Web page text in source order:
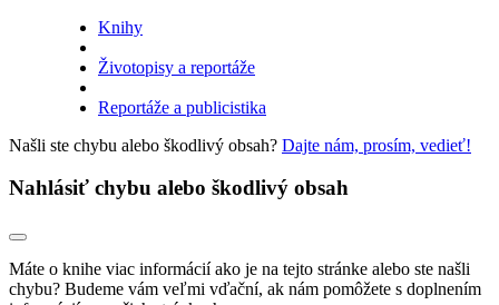
Knihy
Životopisy a reportáže
Reportáže a publicistika
Našli ste chybu alebo škodlivý obsah? Dajte nám, prosím, vedieť!
Nahlásiť chybu alebo škodlivý obsah
Máte o knihe viac informácií ako je na tejto stránke alebo ste našli
chybu? Budeme vám veľmi vďační, ak nám pomôžete s doplnením